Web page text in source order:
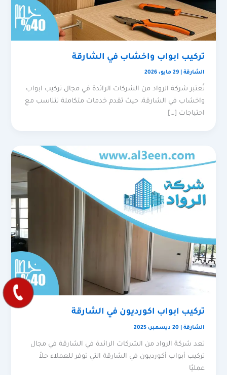
تركيب ابواب واخشاب في الشارقة
الشارقة |29 مايو، 2026
تُعتبر شركة الرواد من الشركات الرائدة في مجال تركيب ابواب
واخشاب في الشارقة، حيث تقدم خدمات متكاملة تتناسب مع
احتياجات […]
تركيب ابواب اكورديون في الشارقة
الشارقة |20 ديسمبر، 2025
تعد شركة الرواد من الشركات الرائدة في الشارقة في مجال
تركيب أبواب أكورديون في الشارقة التي توفر للعملاء حلاً
عمليًا